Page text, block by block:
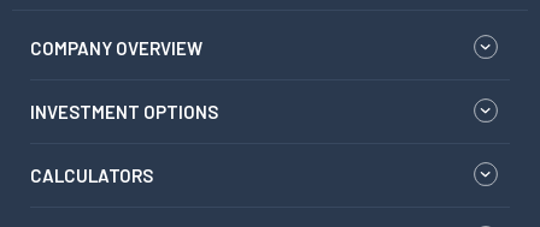
COMPANY OVERVIEW
INVESTMENT OPTIONS
CALCULATORS